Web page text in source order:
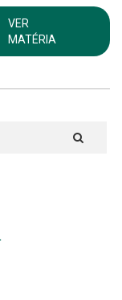
VER
MATÉRIA